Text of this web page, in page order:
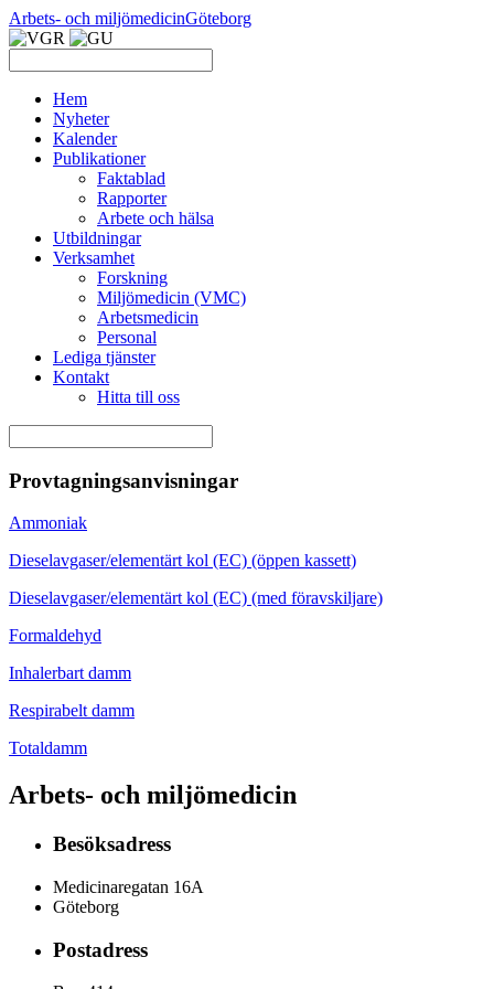
Arbets- och miljömedicinGöteborg
Hem
Nyheter
Kalender
Publikationer
Faktablad
Rapporter
Arbete och hälsa
Utbildningar
Verksamhet
Forskning
Miljömedicin (VMC)
Arbetsmedicin
Personal
Lediga tjänster
Kontakt
Hitta till oss
Provtagningsanvisningar
Ammoniak
Dieselavgaser/elementärt kol (EC) (öppen kassett)
Dieselavgaser/elementärt kol (EC) (med föravskiljare)
Formaldehyd
Inhalerbart damm
Respirabelt damm
Totaldamm
Arbets- och miljömedicin
Besöksadress
Medicinaregatan 16A
Göteborg
Postadress